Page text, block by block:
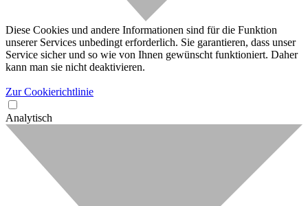
Diese Cookies und andere Informationen sind für die Funktion
unserer Services unbedingt erforderlich. Sie garantieren, dass unser
Service sicher und so wie von Ihnen gewünscht funktioniert. Daher
kann man sie nicht deaktivieren.
Zur Cookierichtlinie
Analytisch